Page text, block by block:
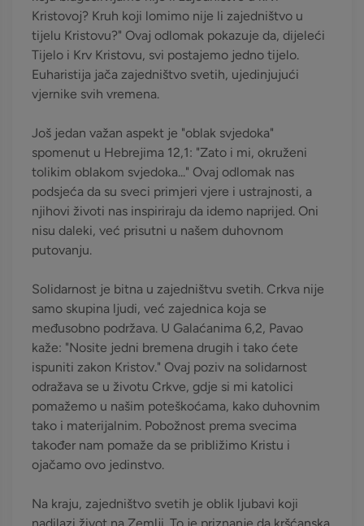
Kristovoj? Kruh koji lomimo nije li zajedništvo u
tijelu Kristovu?" Ovaj odlomak pokazuje da, dijeleći
Tijelo i Krv Kristovu, svi postajemo jedno tijelo.
Euharistija jača zajedništvo svetih, ujedinjujući
vjernike svih vremena.
Još jedan važan aspekt je "oblak svjedoka"
spomenut u Hebrejima 12,1: "Zato i mi, okruženi
tolikim oblakom svjedoka..." Ovaj odlomak nas
podsjeća da su sveci primjeri vjere i ustrajnosti, a
njihovi životi nas inspiriraju da idemo naprijed. Oni
nisu daleki, već prisutni u našem duhovnom
putovanju.
Solidarnost je bitna u zajedništvu svetih. Crkva nije
samo skupina ljudi, već zajednica koja se
međusobno podržava. U Galaćanima 6,2, Pavao
kaže: "Nosite jedni bremena drugih i tako ćete
ispuniti zakon Kristov." Ovaj poziv na solidarnost
odražava se u životu Crkve, gdje si mi katolici
pomažemo u našim poteškoćama, kako duhovnim
tako i materijalnim. Pobožnost prema svecima
također nam pomaže da se približimo Kristu i
ojačamo ovo jedinstvo.
Na kraju, zajedništvo svetih je oblik ljubavi koji